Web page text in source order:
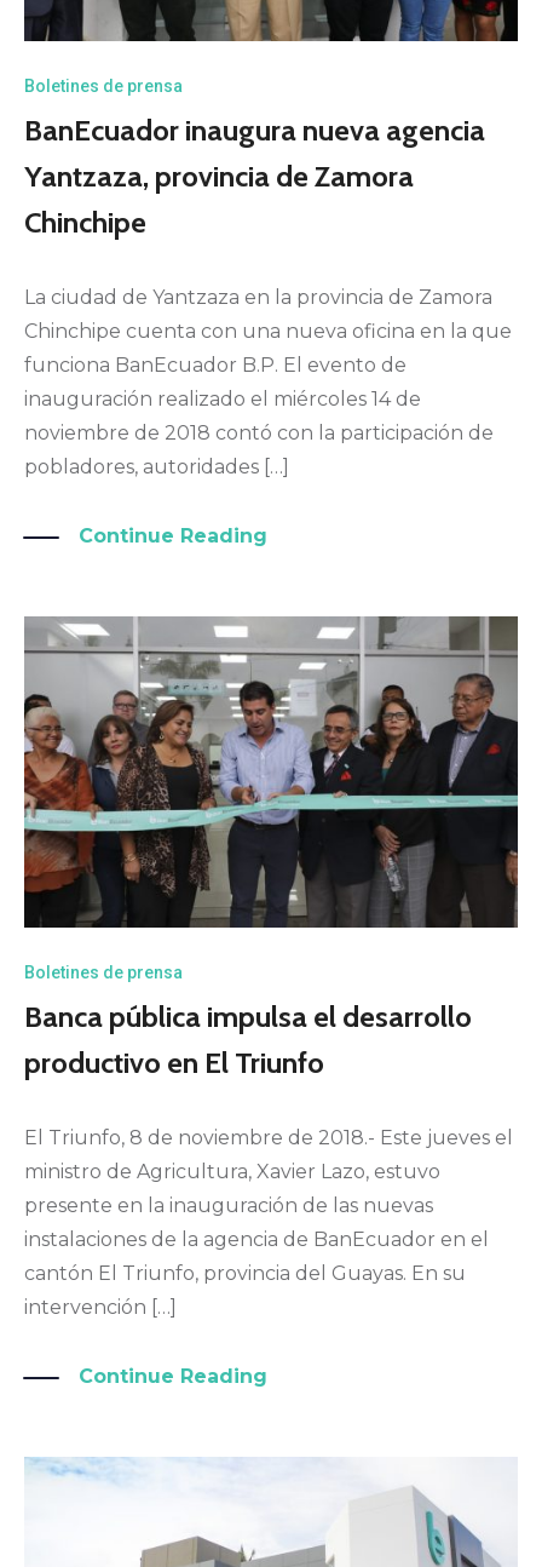
Boletines de prensa
BanEcuador inaugura nueva agencia
Yantzaza, provincia de Zamora
Chinchipe
La ciudad de Yantzaza en la provincia de Zamora
Chinchipe cuenta con una nueva oficina en la que
funciona BanEcuador B.P. El evento de
inauguración realizado el miércoles 14 de
noviembre de 2018 contó con la participación de
pobladores, autoridades […]
Continue Reading
Boletines de prensa
Banca pública impulsa el desarrollo
productivo en El Triunfo
El Triunfo, 8 de noviembre de 2018.- Este jueves el
ministro de Agricultura, Xavier Lazo, estuvo
presente en la inauguración de las nuevas
instalaciones de la agencia de BanEcuador en el
cantón El Triunfo, provincia del Guayas. En su
intervención […]
Continue Reading